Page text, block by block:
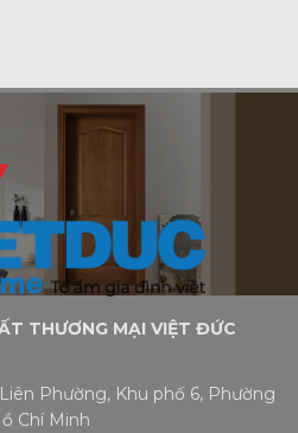
THƯƠNG MẠI VIỆT ĐỨC
Phường, Khu phố 6, Phường
Chí Minh